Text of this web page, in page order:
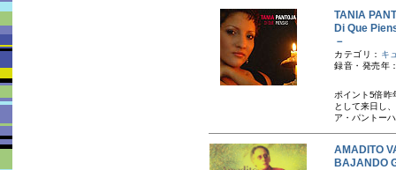
TANIA
Di Que
－
カテゴリ： キ
録音・発売年
ポイント5倍昨
として来日し
ア・パントー
AMADITO
BAJANDO